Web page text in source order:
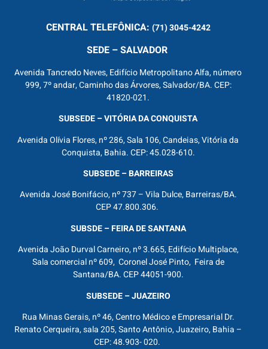
CENTRALTELEFÔNICA: (71) 3045-4242
SEDE – SALVADOR
Avenida Tancredo Neves, Edifício Metropolitano Alfa, número
999, 7º andar, Caminho das Árvores, Salvador/BA. CEP:
41820-021.
SUBSEDE – VITÓRIA DA CONQUISTA
Avenida Olívia Flores, nº 286, Sala 106, Candeias, Vitória da
Conquista, Bahia. CEP: 45.028-610.
SUBSEDE – BARREIRAS
Avenida José Bonifácio, nº 737 – Vila Dulce, Barreiras/BA.
CEP 47.800.306.
SUBSDE – FEIRA DE SANTANA
Avenida João Durval Carneiro, nº 3.665, Edifício Multiplace,
Sala comercial nº 609, Coronel José Pinto, Feira de
Santana/BA. CEP 44051-900.
SUBSEDE – JUAZEIRO
Rua Minas Gerais, nº 46, Centro Médico e Empresarial Dr.
Renato Cerqueira, sala 205, Santo Antônio, Juazeiro, Bahia –
CEP: 48.903- 020.